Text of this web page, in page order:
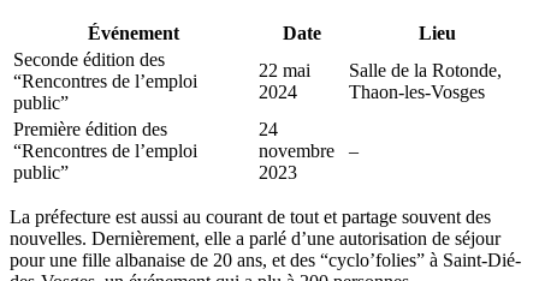
Événement Date
Lieu
Seconde édition des
“Rencontres de l’emploi
public”
22 mai
2024
Salle de la Rotonde,
Thaon-les-Vosges
Première édition des
“Rencontres de l’emploi
public”
24
novembre
2023
–
La préfecture est aussi au courant de tout et partage souvent des
nouvelles. Dernièrement, elle a parlé d’une autorisation de séjour
pour une fille albanaise de 20 ans, et des “cyclo’folies” à Saint-Dié-